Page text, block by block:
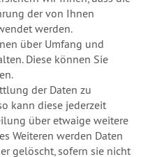
der von Ihnen
werden.
über Umfang und
Diese können Sie
der Daten zu
kann diese jederzeit
über etwaige weitere
Weiteren werden Daten
gelöscht, sofern sie nicht